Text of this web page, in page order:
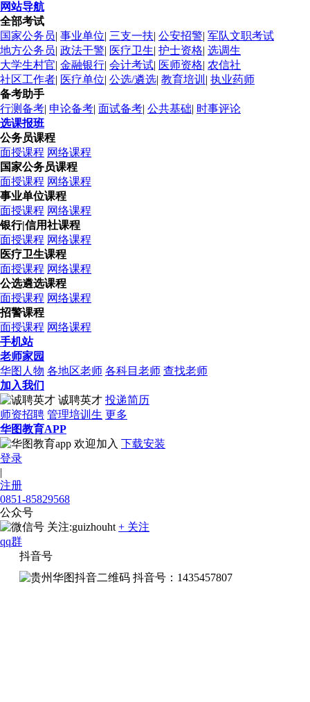
网站导航
全部考试
国家公务员| 事业单位| 三支一扶| 公安招警| 军队文职考试
地方公务员| 政法干警| 医疗卫生| 护士资格| 选调生
大学生村官| 金融银行| 会计考试| 医师资格| 农信社
社区工作者| 医疗单位| 公选/遴选| 教育培训 | 执业药师
备考助手
行测备考| 申论备考| 面试备考| 公共基础| 时事评论
选课报班
公务员课程
面授课程 网络课程
国家公务员课程
面授课程 网络课程
事业单位课程
面授课程 网络课程
银行|信用社课程
面授课程 网络课程
医疗卫生课程
面授课程 网络课程
公选遴选课程
面授课程 网络课程
招警课程
面授课程 网络课程
手机站
老师家园
华图人物 各地区老师 各科目老师 查找老师
加入我们
诚聘英才 投递简历
师资招聘 管理培训生 更多
华图教育APP
欢迎加入 下载安装
登录
|
注册
0851-85829568
公众号
关注:guizhouht + 关注
qq群
抖音号
抖音号：1435457807